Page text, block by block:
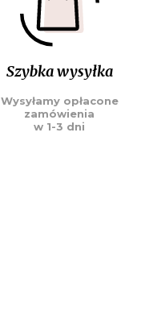
Szybka wysyłka
Wysyłamy opłacone
zamówienia
w 1-3 dni